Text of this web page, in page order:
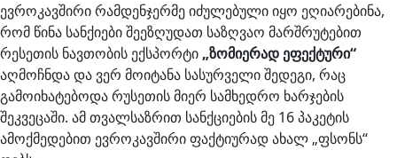
ევროკავშირი რამდენჯერმე იძულებული იყო ეღიარებინა,
რომ წინა სანქიები შეეზღუდათ საზღვაო მარშრუტებით
რესეთის ნავთობის ექსპორტი „ზომიერად ეფექტური“
აღმოჩნდა და ვერ მოიტანა სასურველი შედეგი, რაც
გამოიხატებოდა რუსეთის მიერ სამხედრო ხარჯების
შეკვეცაში. ამ თვალსაზრით სანქციების მე 16 პაკეტის
ამოქმედებით ევროკავშირი ფაქტიურად ახალ „ფსონს“